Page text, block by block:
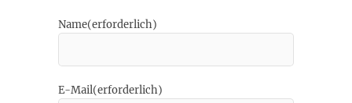
Name(erforderlich)
E-Mail(erforderlich)